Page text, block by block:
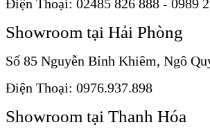
Điện Thoại: 02485 826 888 - 0989
Showroom tại Hải Phòng
Số 85 Nguyễn Bỉnh Khiêm, Ngô
Điện Thoại: 0976.937.898
Showroom tại Thanh Hóa